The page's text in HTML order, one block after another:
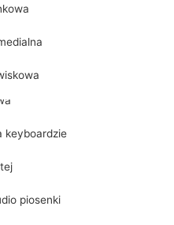
keyboardzie
piosenki
Koronę Gór Polski
& Waligóra & Wielka
Śnieżnik, Kowadło,